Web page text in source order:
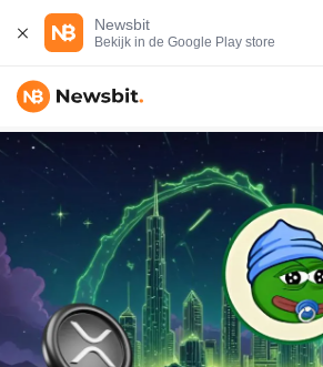
Newsbit
Bekijk in de Google Play store